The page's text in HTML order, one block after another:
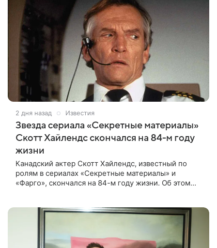
2 дня назад Известия
Звезда сериала «Секретные материалы»
Скотт Хайлендс скончался на 84-м году
жизни
Канадский актер Скотт Хайлендс, известный по
ролям в сериалах «Секретные материалы» и
«Фарго», скончался на 84-м году жизни. Об этом